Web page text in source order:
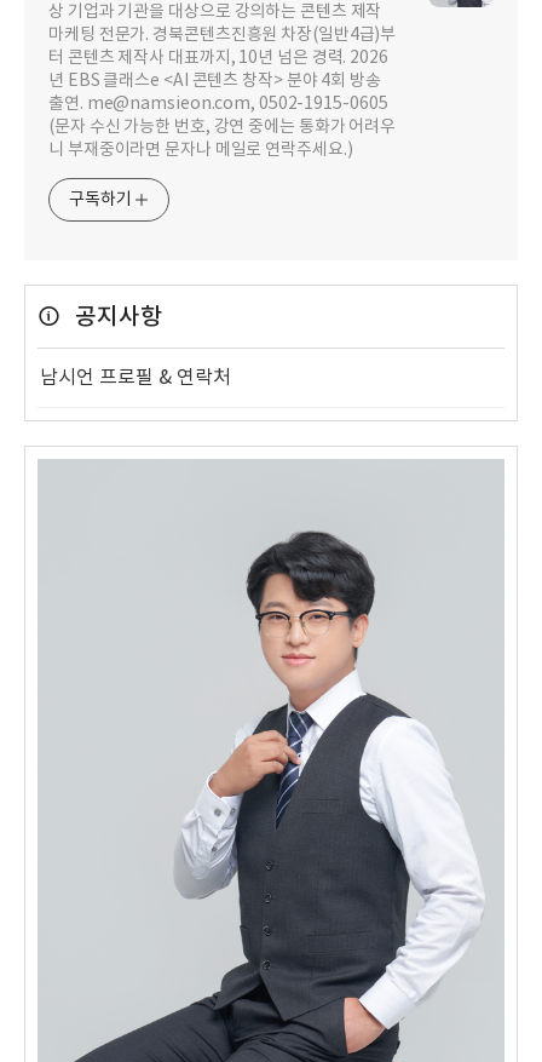
상 기업과 기관을 대상으로 강의하는 콘텐츠 제작
마케팅 전문가. 경북콘텐츠진흥원 차장(일반4급)부
터 콘텐츠 제작사 대표까지, 10년 넘은 경력. 2026
년 EBS 클래스e <AI 콘텐츠 창작> 분야 4회 방송
출연. me@namsieon.com, 0502-1915-0605
(문자 수신 가능한 번호, 강연 중에는 통화가 어려우
니 부재중이라면 문자나 메일로 연락주세요.)
구독하기
공지사항
남시언 프로필 & 연락처